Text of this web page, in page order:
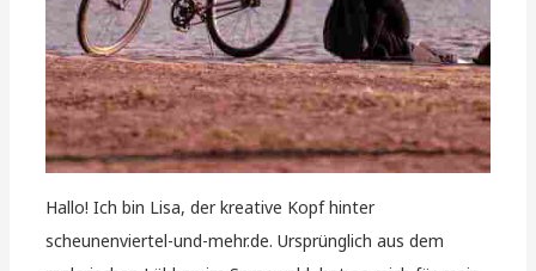
Hallo! Ich bin Lisa, der kreative Kopf hinter
scheunenviertel-und-mehr.de. Ursprünglich aus dem